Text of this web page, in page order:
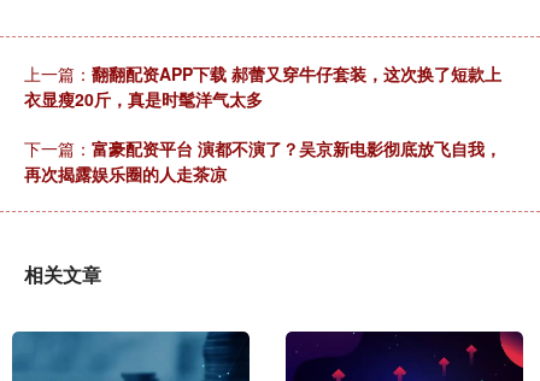
上一篇： 翻翻配资APP下载 郝蕾又穿牛仔套装，这次换了短款上
衣显瘦20斤，真是时髦洋气太多
下一篇： 富豪配资平台 演都不演了？吴京新电影彻底放飞自我，
再次揭露娱乐圈的人走茶凉
相关文章